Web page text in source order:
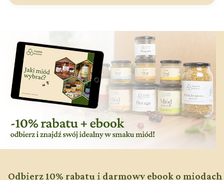
Odbierz 10% rabatu i darmowy ebook o miodach